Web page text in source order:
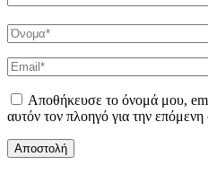
Αποθήκευσε το όνομά μου,
αυτόν τον πλοηγό για την